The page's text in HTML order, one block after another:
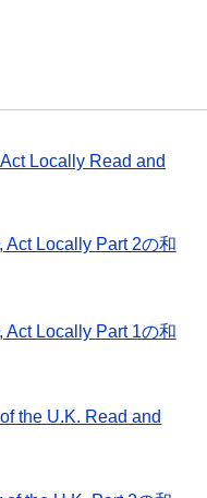
Locally Read and
Act Locally Part 2の和
Act Locally Part 1の和
the U.K. Read and